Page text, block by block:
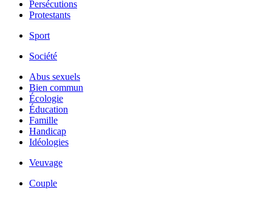
Persécutions
Protestants
Sport
Société
Abus sexuels
Bien commun
Écologie
Éducation
Famille
Handicap
Idéologies
Veuvage
Couple